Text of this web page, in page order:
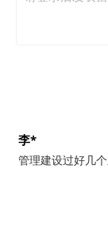
李*
管理建设过好几